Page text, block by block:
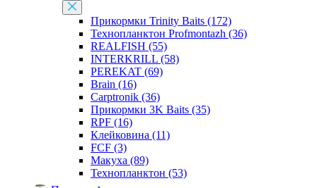
Прикормки Trinity Baits (172)
Технопланктон Profmontazh (36)
REALFISH (55)
INTERKRILL (58)
PEREKAT (69)
Brain (16)
Carptronik (36)
Прикормки 3K Baits (35)
RPF (16)
Клейковина (11)
FCF (3)
Макуха (89)
Технопланктон (53)